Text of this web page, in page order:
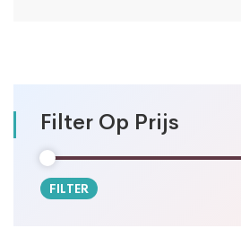
Filter Op Prijs
Min.
Max.
FILTER